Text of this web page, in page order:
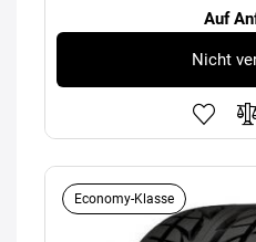
Auf
Nicht
Economy-Klasse